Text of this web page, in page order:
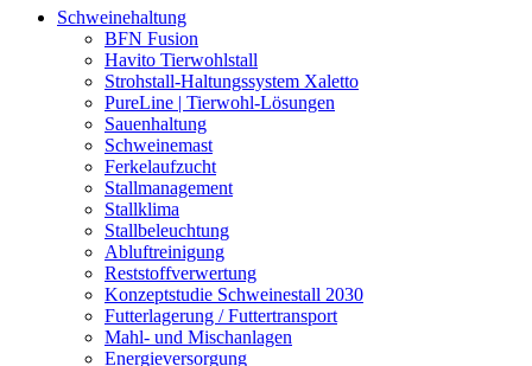
Schweinehaltung
BFN Fusion
Havito Tierwohlstall
Strohstall-Haltungssystem Xaletto
PureLine | Tierwohl-Lösungen
Sauenhaltung
Schweinemast
Ferkelaufzucht
Stallmanagement
Stallklima
Stallbeleuchtung
Abluftreinigung
Reststoffverwertung
Konzeptstudie Schweinestall 2030
Futterlagerung / Futtertransport
Mahl- und Mischanlagen
Energieversorgung